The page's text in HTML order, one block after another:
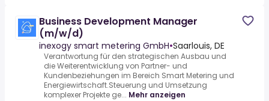
Business Development Manager
(m/w/d)
inexogy smart metering GmbH•Saarlouis, DE
Verantwortung für den strategischen Ausbau und
die Weiterentwicklung von Partner- und
Kundenbeziehungen im Bereich Smart Metering und
Energiewirtschaft.Steuerung und Umsetzung
komplexer Projekte ge... Mehr anzeigen